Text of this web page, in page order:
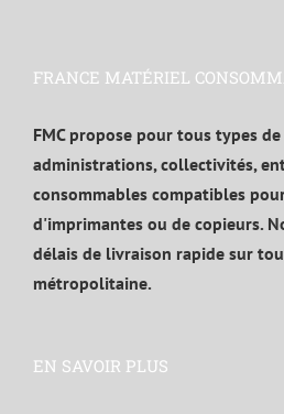
FRANCE MATÉRIEL
FMC propose pour tous types
administrations, collectivités,
consommables compatibles
d'imprimantes ou de copieurs.
délais de livraison rapide sur
métropolitaine.
EN SAVOIR PLUS